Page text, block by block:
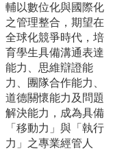
輔以數位化與國際化
之管理整合，期望在
全球化競爭時代，培
育學生具備溝通表達
能力、思維辯證能
力、團隊合作能力、
道德關懷能力及問題
解決能力，成為具備
「移動力」與「執行
力」之專業經管人